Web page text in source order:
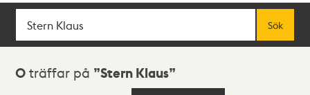
Sök
Sök
Sökresultat
0 träffar på Stern Klaus